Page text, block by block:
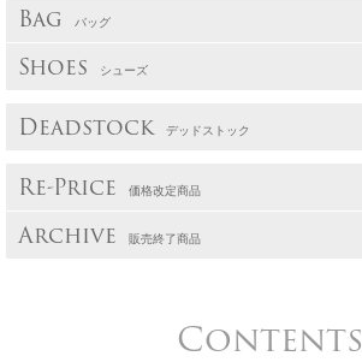
Bag バッグ
Shoes シューズ
Deadstock デッドストック
Re-Price 価格改定商品
Archive 販売終了商品
Contents